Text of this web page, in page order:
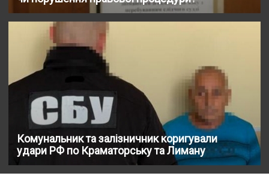
Комунальник та залізничник коригували
удари РФ по Краматорську та Лиману